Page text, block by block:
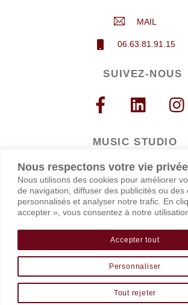
Nous respectons votre vie
Nous utilisons des cookies pour améliorer
de navigation, diffuser des publicités ou des
personnalisés et analyser notre trafic. En
accepter », vous consentez à notre
Personnaliser
Tout rejeter
Accepter tout
MAIL
06.63.81.91.15
SUIVEZ-NOUS
MUSIC STUDIO
Studio Wacked
30-32 boulevard
75004 PARIS
HORAIRES
lundi au vendredi : 10h00-
samedi : 10h00–18h00